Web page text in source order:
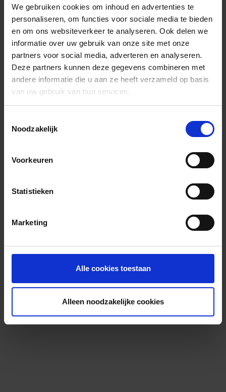
We gebruiken cookies om inhoud en advertenties te
personaliseren, om functies voor sociale media te bieden
en om ons websiteverkeer te analyseren. Ook delen we
informatie over uw gebruik van onze site met onze
partners voor social media, adverteren en analyseren.
Deze partners kunnen deze gegevens combineren met
andere informatie die u aan ze heeft verzameld op basis
van uw gebruik van hun services.
Noodzakelijk
Voorkeuren
Statistieken
Marketing
Alle cookies toestaan
Alleen noodzakelijke cookies